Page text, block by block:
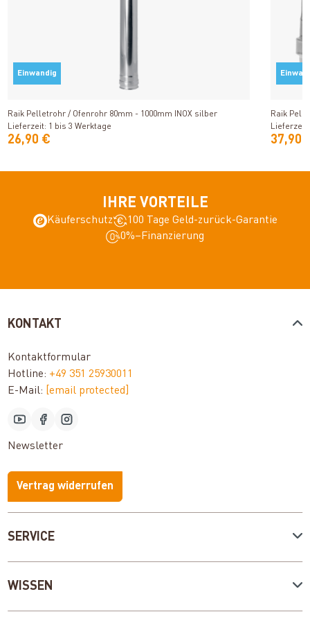
Einwandig
Produkt ansehen
Raik Pelletrohr / Ofenrohr 80mm - 1000mm INOX silber
Lieferzeit: 1 bis 3 Werktage
26,90 €
Raik
37,90
IHRE VORTEILE
Käuferschutz
100 Tage Geld-zurück-Garantie
0%–Finanzierung
SERVICE
WISSEN
KONTAKT
Kontaktformular
Hotline: +49 351 25930011
E-Mail:
[email protected]
Newsletter
Vertrag widerrufen